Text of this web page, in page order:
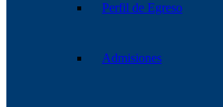
Perfil de Egreso
Admisiones